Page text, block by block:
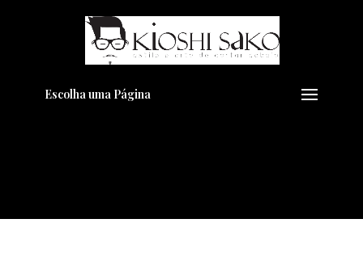
Escolha uma Página
Pensando em transformar seu
Visual??